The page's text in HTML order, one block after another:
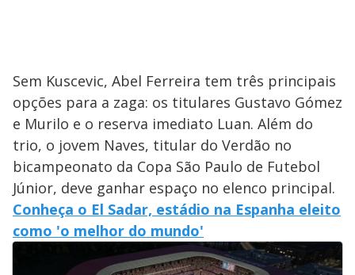
Sem Kuscevic, Abel Ferreira tem três principais
opções para a zaga: os titulares Gustavo Gómez
e Murilo e o reserva imediato Luan. Além do
trio, o jovem Naves, titular do Verdão no
bicampeonato da Copa São Paulo de Futebol
Júnior, deve ganhar espaço no elenco principal.
Conheça o El Sadar, estádio na Espanha eleito
como 'o melhor do mundo'